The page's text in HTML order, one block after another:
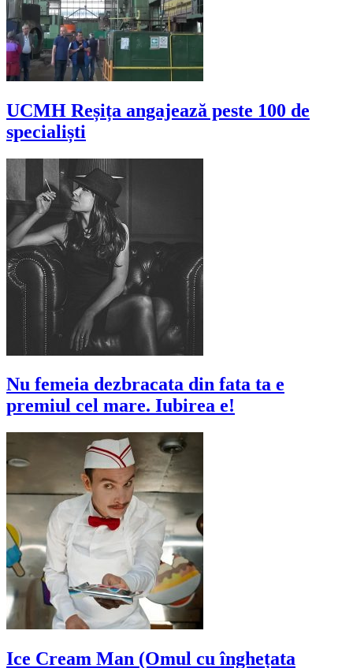
UCMH Reșița angajează peste 100 de
specialiști
Nu femeia dezbracata din fata ta e
premiul cel mare. Iubirea e!
Ice Cream Man (Omul cu înghețata